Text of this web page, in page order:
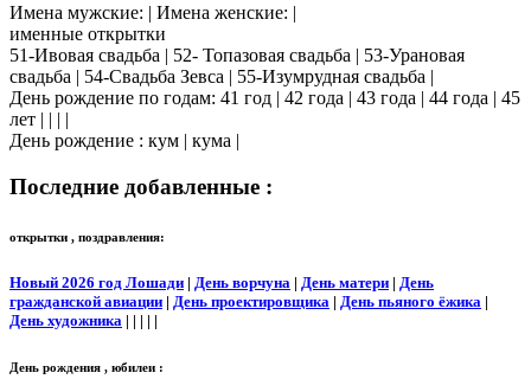
Имена мужские: | Имена женские: |
именные открытки
51-Ивовая свадьба | 52- Топазовая свадьба | 53-Урановая
свадьба | 54-Свадьба Зевса | 55-Изумрудная свадьба |
День рождение по годам: 41 год | 42 года | 43 года | 44 года | 45
лет | | | |
День рождение : кум | кума |
Последние добавленные :
открытки , поздравления:
Новый 2026 год Лошади | День ворчуна | День матери | День
гражданской авиации | День проектировщика | День пьяного ёжика |
День художника | | | | |
День рождения , юбилеи :